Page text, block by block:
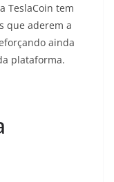
TeslaCoin tem
que aderem a
ainda
plataforma.